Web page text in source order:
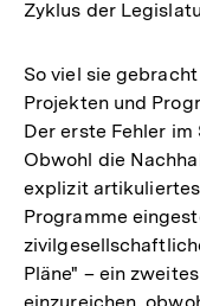
Zyklus der
So viel sie
Projekten und
Der erste Fehler
Obwohl die
explizit
Programme
Pläne" – ein